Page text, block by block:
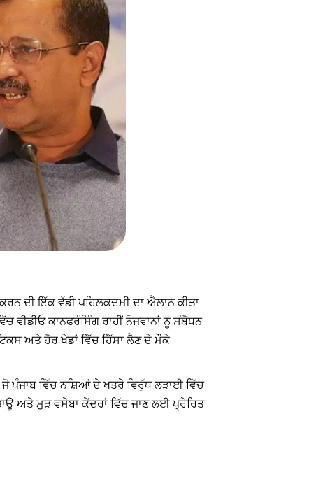
ਦੀ ਇੱਕ ਵੱਡੀ ਪਹਿਲਕਦਮੀ ਦਾ ਐਲਾਨ ਕੀਤਾ
ਵੀਡੀਓ ਕਾਨਫਰੰਸਿੰਗ ਰਾਹੀਂ ਨੌਜਵਾਨਾਂ ਨੂੰ ਸੰਬੋਧਨ
ਅਤੇ ਹੋਰ ਖੇਡਾਂ ਵਿੱਚ ਹਿੱਸਾ ਲੈਣ ਦੇ ਮੌਕੇ
ਜੋ ਪੰਜਾਬ ਵਿੱਚ ਨਸ਼ਿਆਂ ਦੇ ਖਤਰੇ ਵਿਰੁੱਧ ਲੜਾਈ ਵਿੱਚ
ਅਤੇ ਮੁੜ ਵਸੇਬਾ ਕੇਂਦਰਾਂ ਵਿੱਚ ਜਾਣ ਲਈ ਪ੍ਰੇਰਿਤ